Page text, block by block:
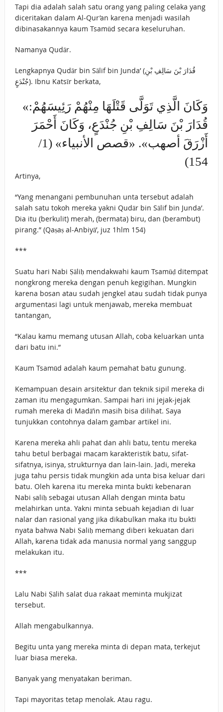
Tapi dia adalah salah satu orang yang paling celaka yang
diceritakan dalam Al-Qur’an karena menjadi wasilah
dibinasakannya kaum Tsamūd secara keseluruhan.
Namanya Qudār.
Lengkapnya Qudār bin Sālif bin Junda’ (قُدَارَ بْنَ سَالِفِ بْنِ
جُنْدَعٍ). Ibnu Katsīr berkata,
«وَكَانَ الَّذِي تَوَلَّى قَتْلَهَا مِنْهُمْ رَئِيسَهُمْ:
قُدَارَ بْنَ سَالِفِ بْنِ جُنْدَعٍ، وَكَانَ أَحْمَرَ
أَزْرَقَ أصهب». «قصص الأنبياء» (1/
154)
Artinya,
“Yang menangani pembunuhan unta tersebut adalah
salah satu tokoh mereka yakni Qudār bin Sālif bin Junda’.
Dia itu (berkulit) merah, (bermata) biru, dan (berambut)
pirang.” (Qaṣaṣ al-Anbiyā’, juz 1hlm 154)
***
Suatu hari Nabi Ṣāliḥ mendakwahi kaum Tsamūḍ ditempat
nongkrong mereka dengan penuh kegigihan. Mungkin
karena bosan atau sudah jengkel atau sudah tidak punya
argumentasi lagi untuk menjawab, mereka membuat
tantangan,
“Kalau kamu memang utusan Allah, coba keluarkan unta
dari batu ini.”
Kaum Tsamūd adalah kaum pemahat batu gunung.
Kemampuan desain arsitektur dan teknik sipil mereka di
zaman itu mengagumkan. Sampai hari ini jejak-jejak
rumah mereka di Madā’in masih bisa dilihat. Saya
tunjukkan contohnya dalam gambar artikel ini.
Karena mereka ahli pahat dan ahli batu, tentu mereka
tahu betul berbagai macam karakteristik batu, sifat-
sifatnya, isinya, strukturnya dan lain-lain. Jadi, mereka
juga tahu persis tidak mungkin ada unta bisa keluar dari
batu. Oleh karena itu mereka minta bukti kebenaran
Nabi ṣaliḥ sebagai utusan Allah dengan minta batu
melahirkan unta. Yakni minta sebuah kejadian di luar
nalar dan rasional yang jika dikabulkan maka itu bukti
nyata bahwa Nabi Ṣaliḥ memang diberi kekuatan dari
Allah, karena tidak ada manusia normal yang sanggup
melakukan itu.
***
Lalu Nabi Ṣālih salat dua rakaat meminta mukjizat
tersebut.
Allah mengabulkannya.
Begitu unta yang mereka minta di depan mata, terkejut
luar biasa mereka.
Banyak yang menyatakan beriman.
Tapi mayoritas tetap menolak. Atau ragu.